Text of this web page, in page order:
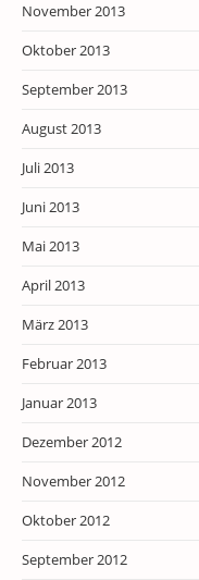
November 2013
Oktober 2013
September 2013
August 2013
Juli 2013
Juni 2013
Mai 2013
April 2013
März 2013
Februar 2013
Januar 2013
Dezember 2012
November 2012
Oktober 2012
September 2012